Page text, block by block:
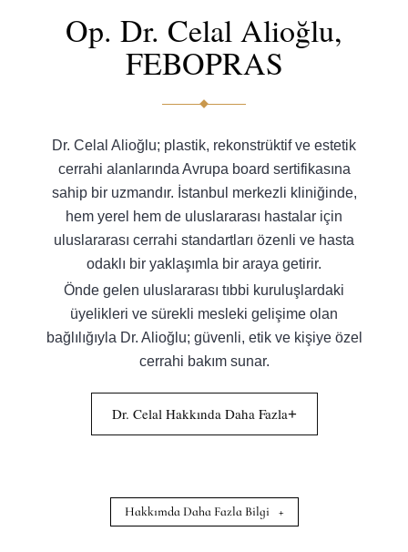
Op. Dr. Celal Alioğlu,
FEBOPRAS
Dr. Celal Alioğlu; plastik, rekonstrüktif ve estetik
cerrahi alanlarında Avrupa board sertifikasına
sahip bir uzmandır. İstanbul merkezli kliniğinde,
hem yerel hem de uluslararası hastalar için
uluslararası cerrahi standartları özenli ve hasta
odaklı bir yaklaşımla bir araya getirir.
Önde gelen uluslararası tıbbi kuruluşlardaki
üyelikleri ve sürekli mesleki gelişime olan
bağlılığıyla Dr. Alioğlu; güvenli, etik ve kişiye özel
cerrahi bakım sunar.
Dr. Celal Hakkında Daha Fazla+
Hakkımda Daha Fazla Bilgi +